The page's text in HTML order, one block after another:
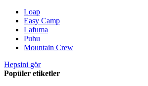
Loap
Easy Camp
Lafuma
Puhu
Mountain Crew
Hepsini gör
Popüler etiketler